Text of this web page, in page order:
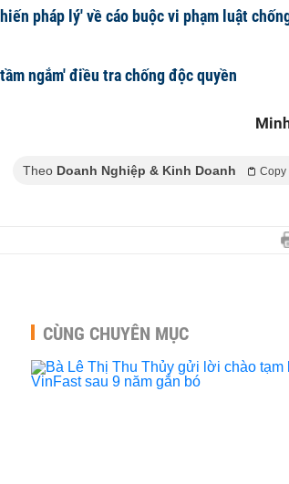
pháp lý' về cáo buộc vi phạm luật
ngắm' điều tra chống độc quyền
Theo Doanh Nghiệp & Kinh Doanh Copy
CÙNG CHUYÊN MỤC